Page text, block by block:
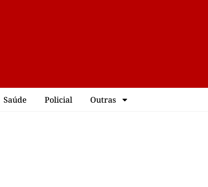
Saúde Policial Outras